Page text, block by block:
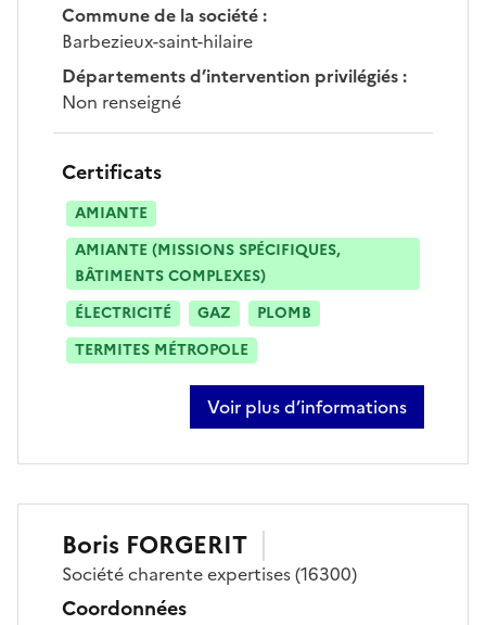
Commune de la société:
Barbezieux-saint-hilaire
Départements d’intervention privilégiés:
Non renseigné
Certificats
AMIANTE
AMIANTE (MISSIONS SPÉCIFIQUES,
BÂTIMENTS COMPLEXES)
ÉLECTRICITÉ
GAZ
PLOMB
TERMITES MÉTROPOLE
Voir plus d’informations
sur andry forgerit
Boris FORGERIT
Sociétécharente expertises(16300)
Coordonnées